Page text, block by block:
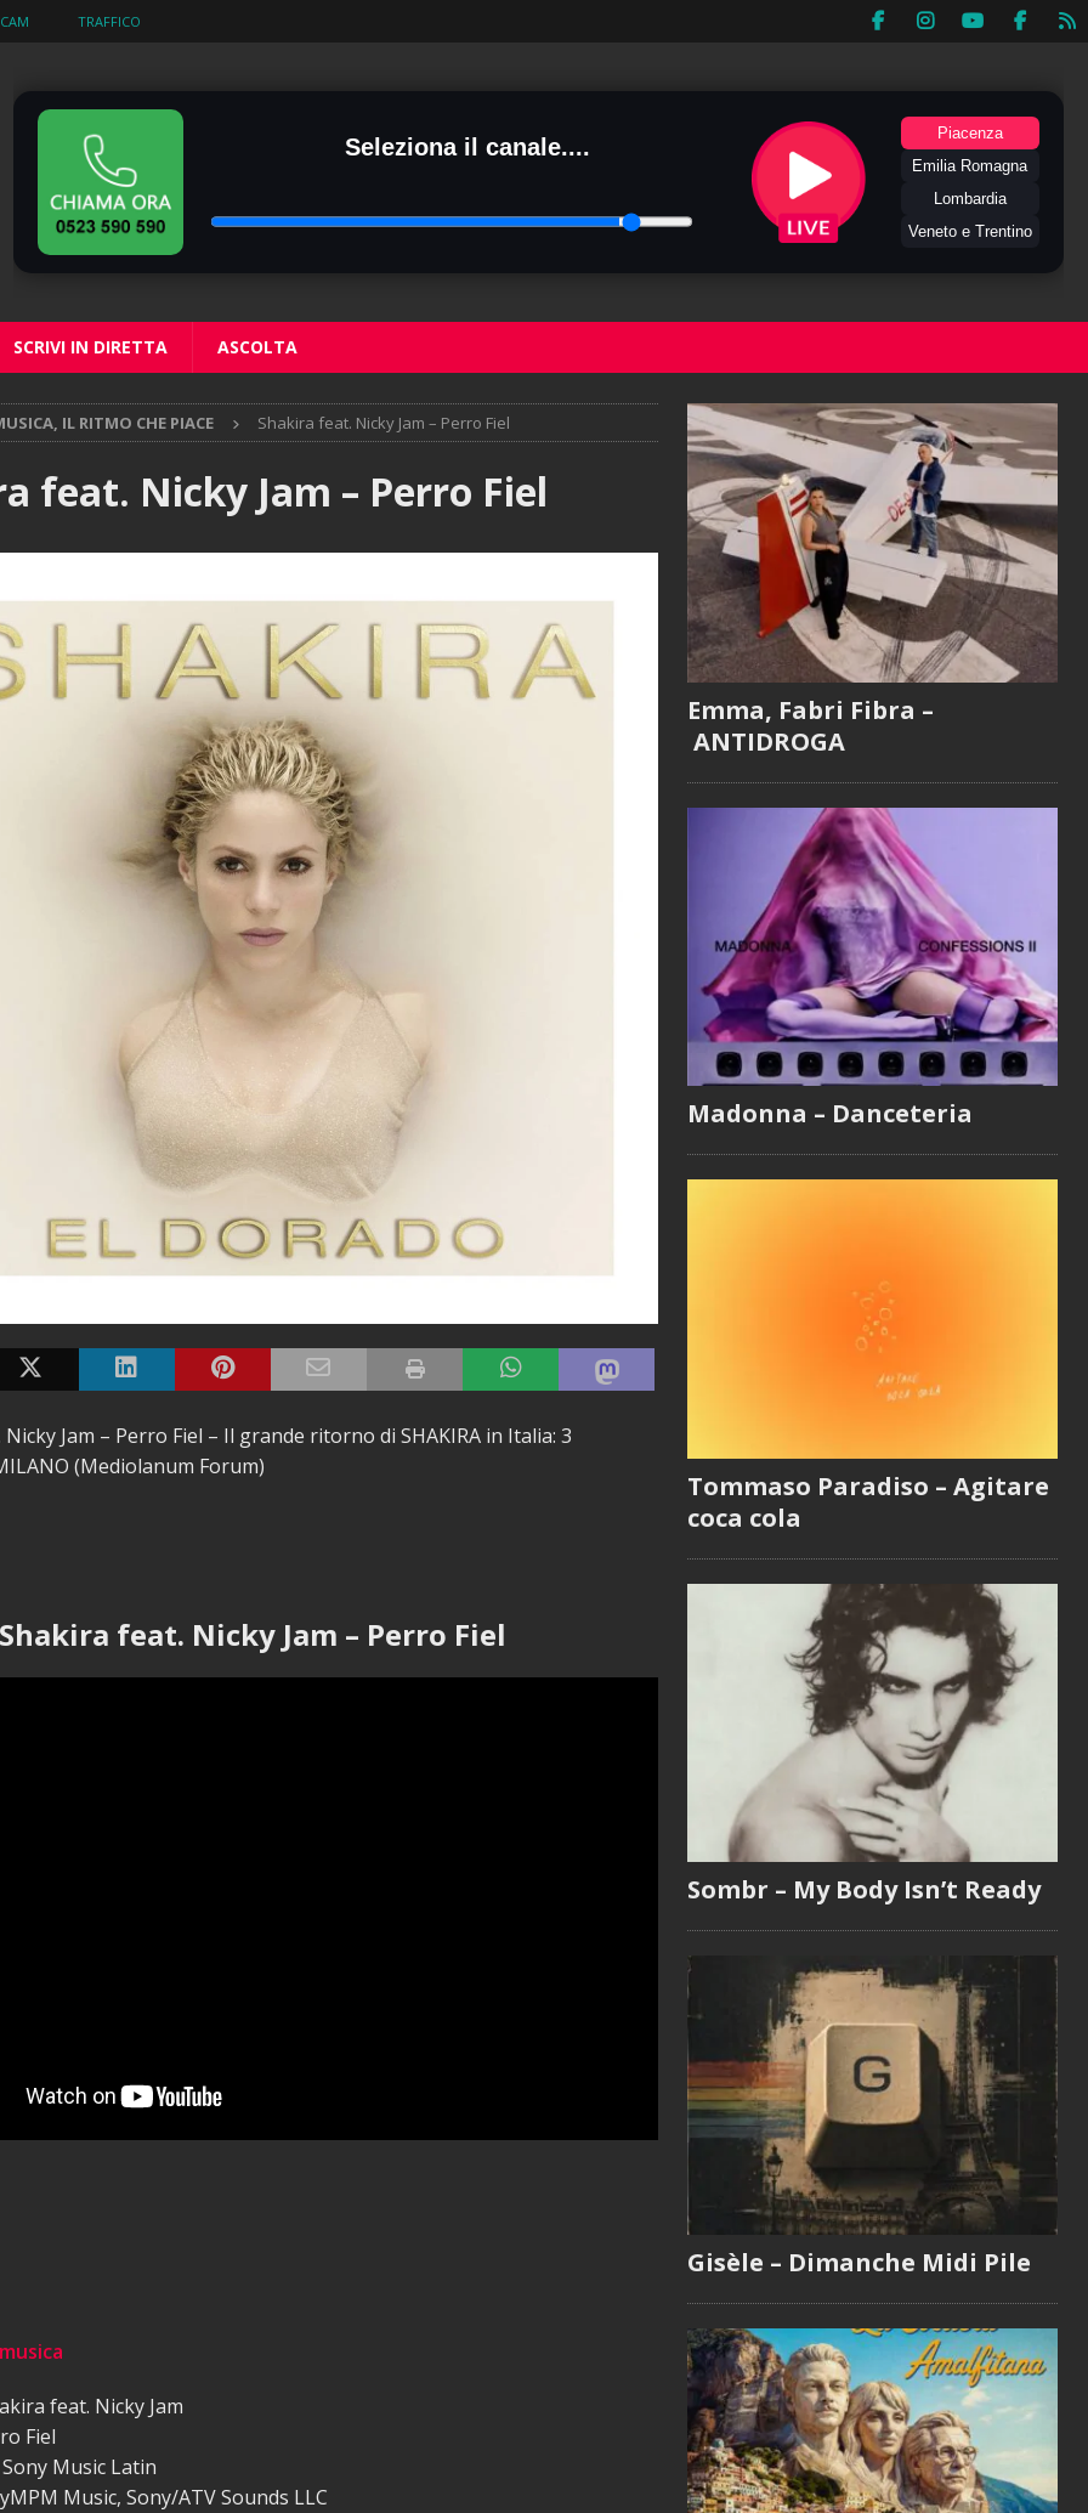
TRAFFICO
Seleziona il canale....
Piacenza
Emilia Romagna
Lombardia
Veneto e Trentino
SCRIVI IN DIRETTA ASCOLTA
IL RITMO CHE PIACE Shakira feat. Nicky Jam – Perro Fiel
feat. Nicky Jam – Perro Fiel
Jam – Perro Fiel – Il grande ritorno di SHAKIRA in Italia: 3
(Mediolanum Forum)
feat. Nicky Jam – Perro Fiel
feat. Nicky Jam
Fiel
Sony Music Latin
Music, Sony/ATV Sounds LLC
Emma, Fabri Fibra –
ANTIDROGA
Madonna – Danceteria
Tommaso Paradiso – Agitare
coca cola
Sombr – My Body Isn’t Ready
Gisèle – Dimanche Midi Pile